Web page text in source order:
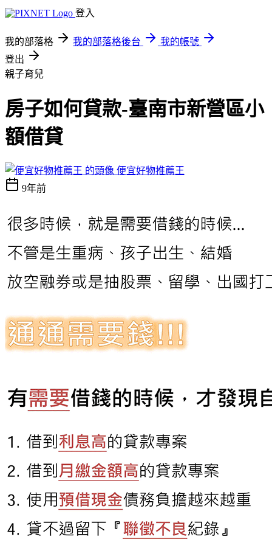
登入
我的部落格 我的部落格後台
我的帳號
登出
親子育兒
房子如何貸款-臺南市新營區小
額借貸
便宜好物推薦王
9年前